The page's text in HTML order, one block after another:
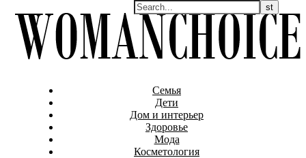
Семья
Дети
Дом и интерьер
Здоровье
Мода
Косметология